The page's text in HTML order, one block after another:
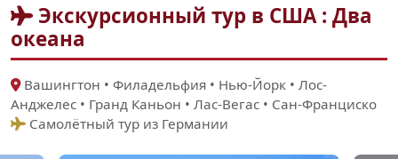
Экскурсионный тур в США : Два
океана
Вашингтон • Филадельфия • Нью-Йорк • Лос-
Анджелес • Гранд Каньон • Лас-Вегас • Сан-Франциско
Самолётный тур из Германии